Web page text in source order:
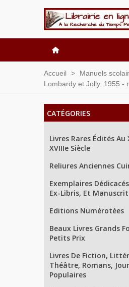
Accueil > Manuels
Lombardy et Jolly, 1955 -
CATÉGORIES
Livres Rares Édités Au
XVIIIe Siècle
Reliures Anciennes
Exemplaires
Ex-Libris, Et
Editions Numérotées
Beaux Livres Grands
Petits Prix
Livres De Fiction,
Théâtre, Romans,
Populaires